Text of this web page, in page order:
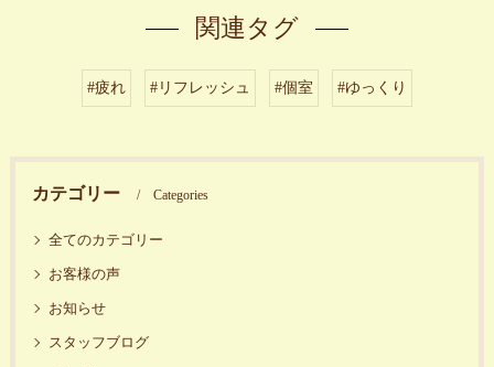
関連タグ
#疲れ #リフレッシュ #個室 #ゆっくり
カテゴリー Categories
全てのカテゴリー
お客様の声
お知らせ
スタッフブログ